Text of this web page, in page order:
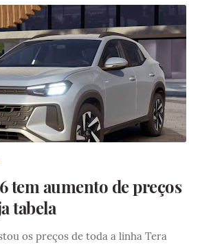
tem aumento de preços
tabela
os preços de toda a linha Tera